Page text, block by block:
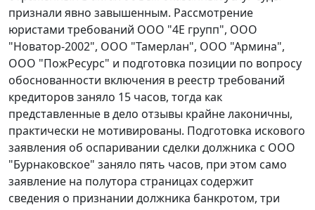
признали явно завышенным. Рассмотрение
юристами требований ООО "4Е групп", ООО
"Новатор-2002", ООО "Тамерлан", ООО "Армина",
ООО "ПожРесурс" и подготовка позиции по вопросу
обоснованности включения в реестр требований
кредиторов заняло 15 часов, тогда как
представленные в дело отзывы крайне лаконичны,
практически не мотивированы. Подготовка искового
заявления об оспаривании сделки должника с ООО
"Бурнаковское" заняло пять часов, при этом само
заявление на полутора страницах содержит
сведения о признании должника банкротом, три